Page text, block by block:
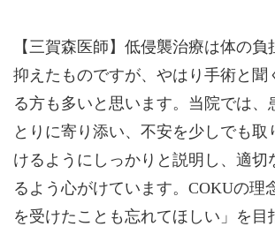
【三賀森医師】低侵襲治療は体の負
抑えたものですが、やはり手術と聞
る方も多いと思います。当院では、
とりに寄り添い、不安を少しでも取
けるようにしっかりと説明し、適切
るよう心がけています。COKUの理
を受けたことも忘れてほしい」を目